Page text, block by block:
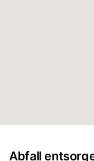
Abfall